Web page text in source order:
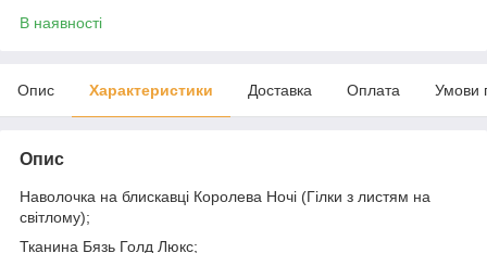
В наявності
Опис Характеристики Доставка Оплата Умови
Опис
Наволочка на блискавці Королева Ночі (Гілки з листям на
світлому);
Тканина Бязь Голд Люкс;